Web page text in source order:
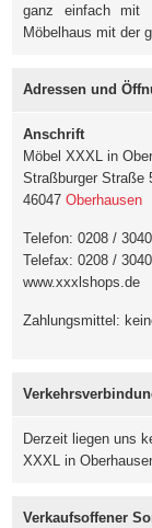
ganz einfach mit
Möbelhaus mit der
Adressen und
Anschrift
Möbel XXXL in
Straßburger Straße
46047 Oberhausen
Telefon: 0208 /
Telefax: 0208 /
www.xxxlshops.de
Zahlungsmittel:
Derzeit liegen uns
XXXL in
Verkaufsoffener